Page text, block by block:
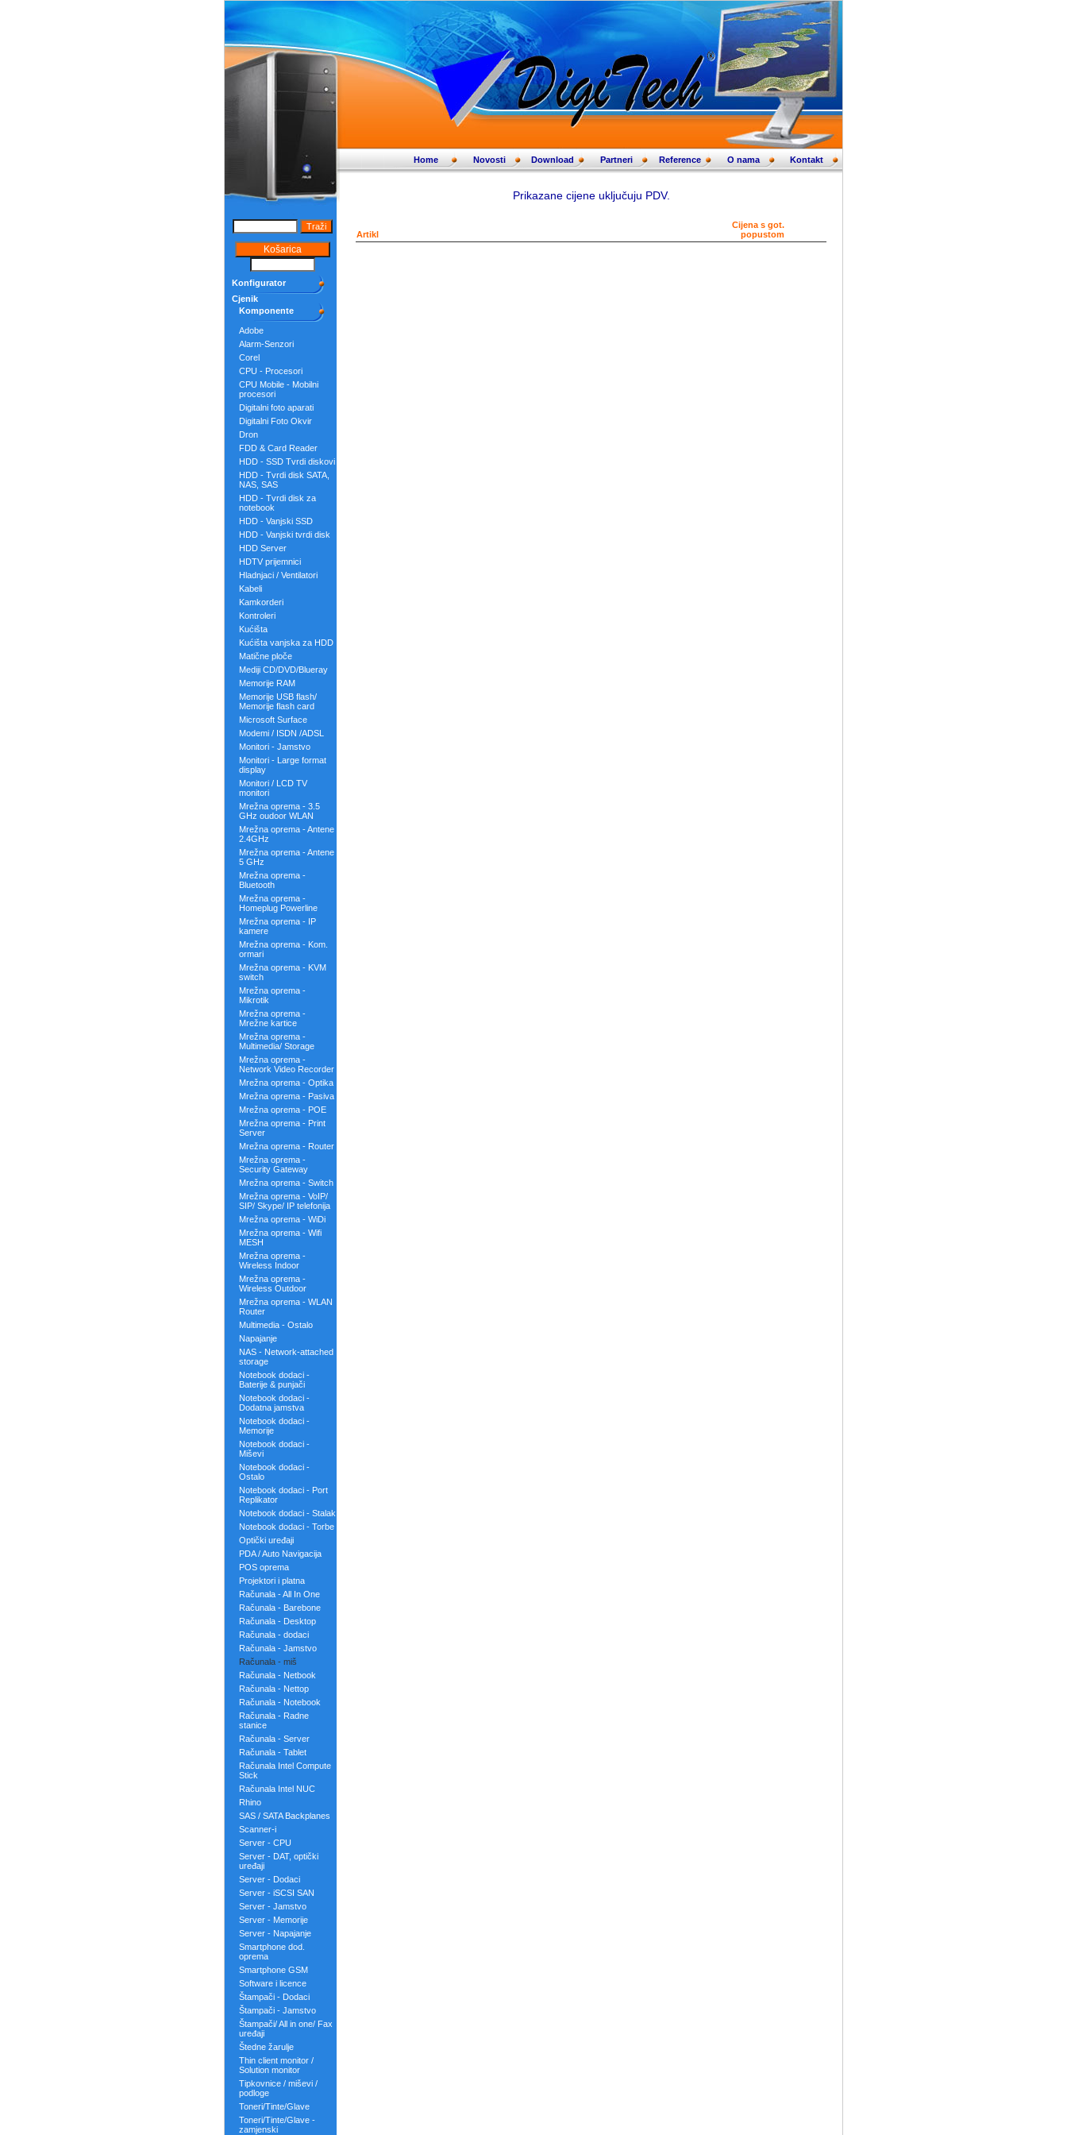
Konfigurator
Cjenik
Komponente
Adobe
Alarm-Senzori
Corel
CPU - Procesori
CPU Mobile - Mobilni
procesori
Digitalni foto aparati
Digitalni Foto Okvir
Dron
FDD & Card Reader
HDD - SSD Tvrdi diskovi
HDD - Tvrdi disk SATA,
NAS, SAS
HDD - Tvrdi disk za
notebook
HDD - Vanjski SSD
HDD - Vanjski tvrdi disk
HDD Server
HDTV prijemnici
Hladnjaci / Ventilatori
Kabeli
Kamkorderi
Kontroleri
Kućišta
Kućišta vanjska za HDD
Matične ploče
Mediji CD/DVD/Blueray
Memorije RAM
Memorije USB flash/
Memorije flash card
Microsoft Surface
Modemi / ISDN /ADSL
Monitori - Jamstvo
Monitori - Large format
display
Monitori / LCD TV
monitori
Mrežna oprema - 3.5
GHz oudoor WLAN
Mrežna oprema - Antene
2.4GHz
Mrežna oprema - Antene
5 GHz
Mrežna oprema -
Bluetooth
Mrežna oprema -
Homeplug Powerline
Mrežna oprema - IP
kamere
Mrežna oprema - Kom.
ormari
Mrežna oprema - KVM
switch
Mrežna oprema -
Mikrotik
Mrežna oprema -
Mrežne kartice
Mrežna oprema -
Multimedia/ Storage
Mrežna oprema -
Network Video Recorder
Mrežna oprema - Optika
Mrežna oprema - Pasiva
Mrežna oprema - POE
Mrežna oprema - Print
Server
Mrežna oprema - Router
Mrežna oprema -
Security Gateway
Mrežna oprema - Switch
Mrežna oprema - VoIP/
SIP/ Skype/ IP telefonija
Mrežna oprema - WiDi
Mrežna oprema - Wifi
MESH
Mrežna oprema -
Wireless Indoor
Mrežna oprema -
Wireless Outdoor
Mrežna oprema - WLAN
Router
Multimedia - Ostalo
Napajanje
NAS - Network-attached
storage
Notebook dodaci -
Baterije & punjači
Notebook dodaci -
Dodatna jamstva
Notebook dodaci -
Memorije
Notebook dodaci -
Miševi
Notebook dodaci -
Ostalo
Notebook dodaci - Port
Replikator
Notebook dodaci - Stalak
Notebook dodaci - Torbe
Optički uređaji
PDA / Auto Navigacija
POS oprema
Projektori i platna
Računala - All In One
Računala - Barebone
Računala - Desktop
Računala - dodaci
Računala - Jamstvo
Računala - miš
Računala - Netbook
Računala - Nettop
Računala - Notebook
Računala - Radne
stanice
Računala - Server
Računala - Tablet
Računala Intel Compute
Stick
Računala Intel NUC
Rhino
SAS / SATA Backplanes
Scanner-i
Server - CPU
Server - DAT, optički
uređaji
Server - Dodaci
Server - iSCSI SAN
Server - Jamstvo
Server - Memorije
Server - Napajanje
Smartphone dod.
oprema
Smartphone GSM
Software i licence
Štampači - Dodaci
Štampači - Jamstvo
Štampači/ All in one/ Fax
uređaji
Štedne žarulje
Thin client monitor /
Solution monitor
Tipkovnice / miševi /
podloge
Toneri/Tinte/Glave
Toneri/Tinte/Glave -
zamjenski
Home Novosti Download Partneri Reference O nama Kontakt
Prikazane cijene uključuju PDV.
Artikl
Cijena s got.
popustom